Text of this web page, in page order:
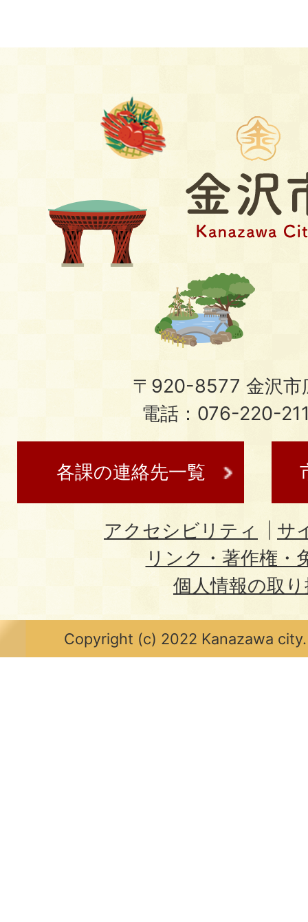
〒920-8577 金沢市
電話：076-220-
各課の連絡先一覧
アクセシビリティ
サ
リンク・著作権・
個人情報の取
Copyright (c) 2022 Kanazawa